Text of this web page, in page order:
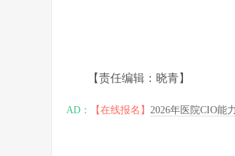
【责任编辑：晓青】
AD： 【在线报名】 2026年医院CIO能